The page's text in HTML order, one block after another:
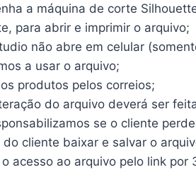
a máquina de corte
para abrir e imprimir o arquivo;
não abre em celular
a usar o arquivo;
produtos pelos correios;
do arquivo deverá ser
se o cliente
do cliente baixar e salvar o
acesso ao arquivo pelo link